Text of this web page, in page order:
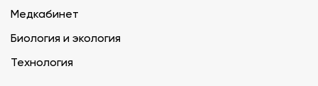
Медкабинет
Биология и экология
Технология